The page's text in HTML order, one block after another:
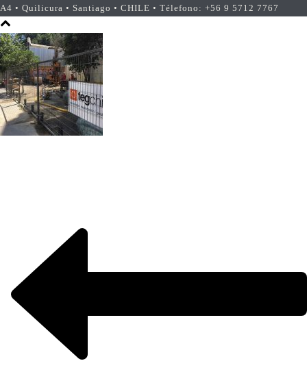
A4 • Quilicura • Santiago • CHILE • Télefono: +56 9 5712 7767